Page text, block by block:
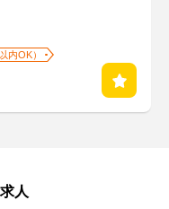
内OK）
人